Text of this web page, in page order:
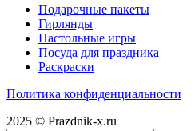
Подарочные пакеты
Гирлянды
Настольные игры
Посуда для праздника
Раскраски
Политика конфиденциальности
2025 © Prazdnik-x.ru